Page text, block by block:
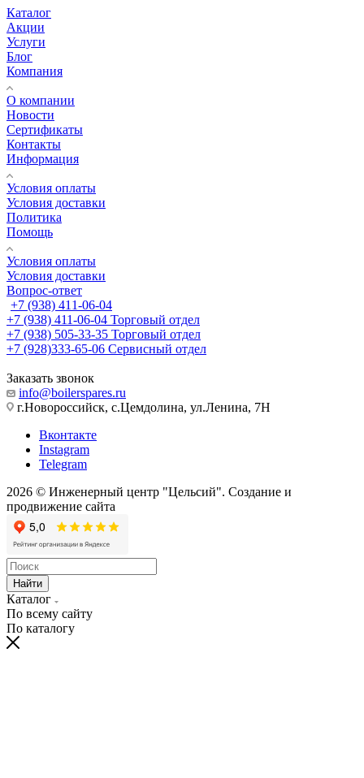
Каталог
Акции
Услуги
Блог
Компания
О компании
Новости
Сертификаты
Контакты
Информация
Условия оплаты
Условия доставки
Политика
Помощь
Условия оплаты
Условия доставки
Вопрос-ответ
+7 (938) 411-06-04
+7 (938) 411-06-04 Торговый отдел
+7 (938) 505-33-35 Торговый отдел
+7 (928)333-65-06 Сервисный отдел
Заказать звонок
info@boilerspares.ru
г.Новороссийск, с.Цемдолина, ул.Ленина, 7Н
Вконтакте
Instagram
Telegram
2026 © Инженерный центр "Цельсий". Создание и
продвижение сайта
Найти
Каталог
По всему сайту
По каталогу